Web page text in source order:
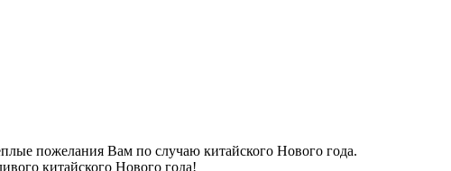
пожелания Вам по случаю китайского Нового года.
китайского Нового года!